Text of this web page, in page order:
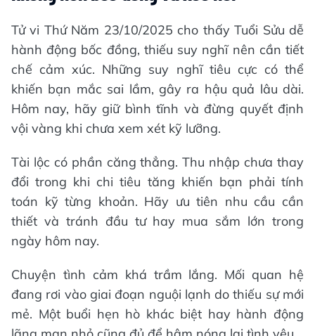
Tử vi Thứ Năm 23/10/2025 cho thấy Tuổi Sửu dễ
hành động bốc đồng, thiếu suy nghĩ nên cần tiết
chế cảm xúc. Những suy nghĩ tiêu cực có thể
khiến bạn mắc sai lầm, gây ra hậu quả lâu dài.
Hôm nay, hãy giữ bình tĩnh và đừng quyết định
vội vàng khi chưa xem xét kỹ lưỡng.
Tài lộc có phần căng thẳng. Thu nhập chưa thay
đổi trong khi chi tiêu tăng khiến bạn phải tính
toán kỹ từng khoản. Hãy ưu tiên nhu cầu cần
thiết và tránh đầu tư hay mua sắm lớn trong
ngày hôm nay.
Chuyện tình cảm khá trầm lắng. Mối quan hệ
đang rơi vào giai đoạn nguội lạnh do thiếu sự mới
mẻ. Một buổi hẹn hò khác biệt hay hành động